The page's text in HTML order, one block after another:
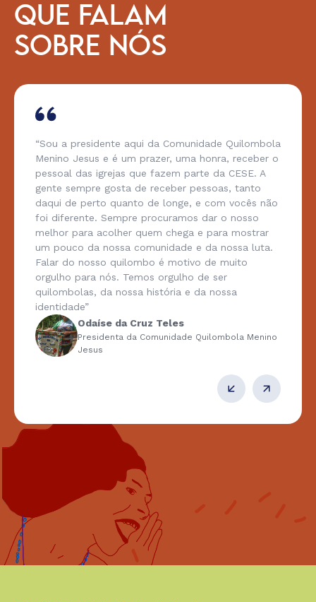
QUE FALAM
SOBRE NÓS
“Sou a presidente aqui da Comunidade Quilombola
Menino Jesus e é um prazer, uma honra, receber o
pessoal das igrejas que fazem parte da CESE. A
gente sempre gosta de receber pessoas, tanto
daqui de perto quanto de longe, e com vocês não
foi diferente. Sempre procuramos dar o nosso
melhor para acolher quem chega e para mostrar
um pouco da nossa comunidade e da nossa luta.
Falar do nosso quilombo é motivo de muito
orgulho para nós. Temos orgulho de ser
quilombolas, da nossa história e da nossa
identidade”
Odaíse da Cruz Teles
Presidenta da Comunidade Quilombola Menino
Jesus